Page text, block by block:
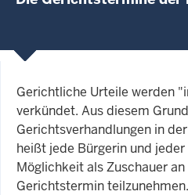
Gerichtliche Urteile werden
verkündet. Aus diesem
Gerichtsverhandlungen in
heißt jede Bürgerin und
Möglichkeit als Zuschauer
Gerichtstermin